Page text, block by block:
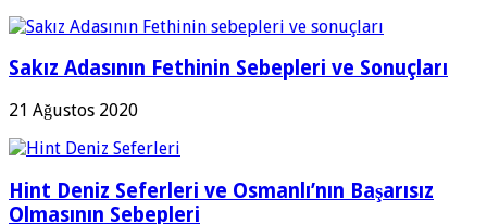
Sakız Adasının Fethinin Sebepleri ve Sonuçları
21 Ağustos 2020
Hint Deniz Seferleri ve Osmanlı’nın Başarısız
Olmasının Sebepleri